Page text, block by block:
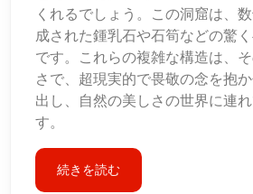
くれるでしょう。この洞窟は、
成された鍾乳石や石筍などの驚
です。これらの複雑な構造は、
さで、超現実的で畏敬の念を抱
出し、自然の美しさの世界に連
す。
続きを読む